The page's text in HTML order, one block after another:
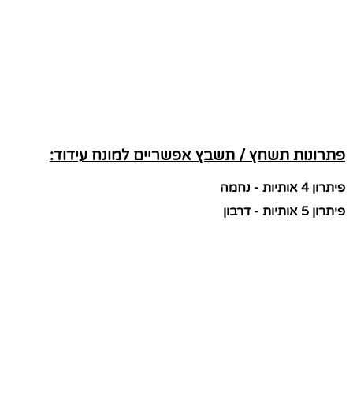
פתרונות תשחץ / תשבץ אפשריים למונח עידוד:
פיתרון 4 אותיות - נחמה
פיתרון 5 אותיות - דרבון